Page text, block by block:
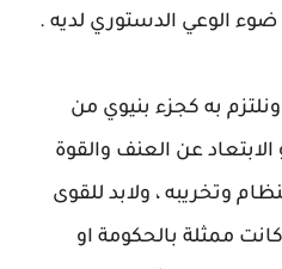
ضوء الوعي الدستوري لديه .
به كجزء بنيوي من
عن العنف والقوة
وتخريبه ، ولابد للقوى
ممثلة بالحكومة او